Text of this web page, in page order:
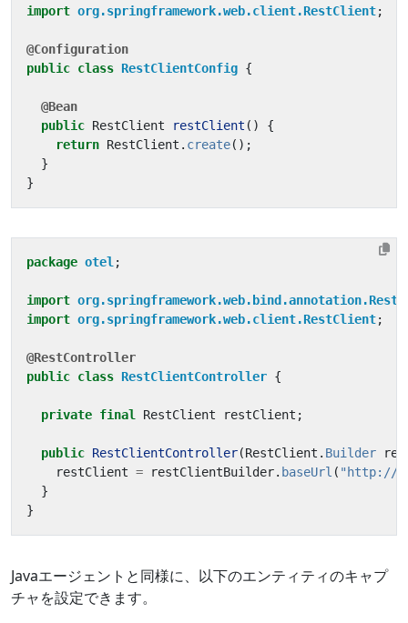
import org.springframework.web.client.RestClient;
@Configuration
public class RestClientConfig {
@Bean
public RestClient restClient ()
{
return RestClient . create();
}
}
package otel ;
import
import org.springframework.web.client.RestClient;
@RestController
public class RestClientController {
private final RestClient restClient ;
public RestClientController(RestClient . Builder
restClient = restClientBuilder. baseUrl ( "http://
}
}
Javaエージェントと同様に、以下のエンティティのキャプ
チャを設定できます。